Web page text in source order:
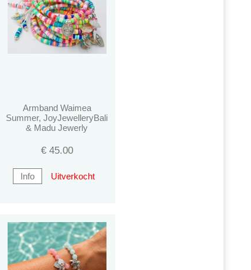
Armband Waimea
Summer, JoyJewelleryBali
& Madu Jewerly
€ 45.00